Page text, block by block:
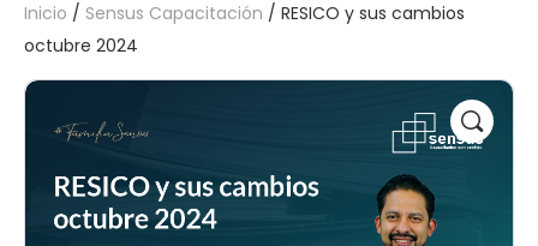
Inicio / Sensus Capacitación / RESICO y sus cambios
octubre 2024